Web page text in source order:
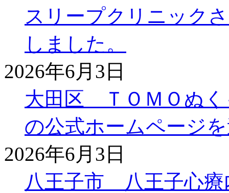
スリープクリニック
しました。
2026年6月3日
大田区 ＴＯＭＯぬく
の公式ホームページ
2026年6月3日
八王子市 八王子心療